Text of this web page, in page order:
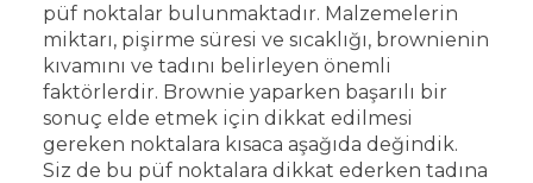
püf noktalar bulunmaktadır. Malzemelerin
miktarı, pişirme süresi ve sıcaklığı, brownienin
kıvamını ve tadını belirleyen önemli
faktörlerdir. Brownie yaparken başarılı bir
sonuç elde etmek için dikkat edilmesi
gereken noktalara kısaca aşağıda değindik.
Siz de bu püf noktalara dikkat ederken tadına